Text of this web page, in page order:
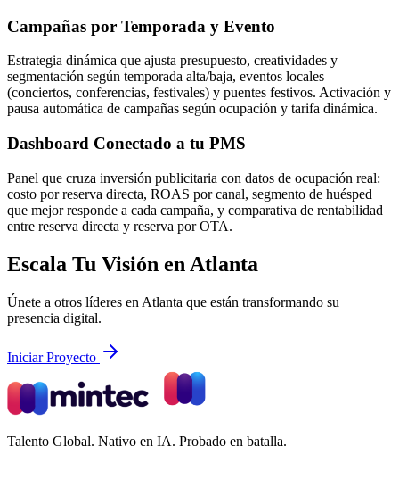
Campañas por Temporada y Evento
Estrategia dinámica que ajusta presupuesto, creatividades y
segmentación según temporada alta/baja, eventos locales
(conciertos, conferencias, festivales) y puentes festivos. Activación y
pausa automática de campañas según ocupación y tarifa dinámica.
Dashboard Conectado a tu PMS
Panel que cruza inversión publicitaria con datos de ocupación real:
costo por reserva directa, ROAS por canal, segmento de huésped
que mejor responde a cada campaña, y comparativa de rentabilidad
entre reserva directa y reserva por OTA.
Escala Tu Visión en Atlanta
Únete a otros líderes en Atlanta que están transformando su
presencia digital.
Iniciar Proyecto
Talento Global. Nativo en IA. Probado en batalla.